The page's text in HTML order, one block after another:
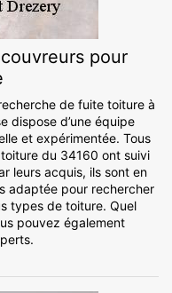
pour
de fuite toiture à
dispose d’une équipe
et expérimentée. Tous
du 34160 ont suivi
leurs acquis, ils sont en
adaptée pour rechercher
types de toiture. Quel
pouvez également